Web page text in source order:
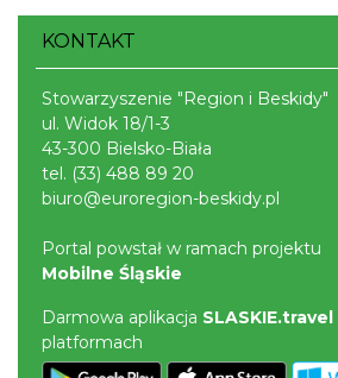
KONTAKT
Stowarzyszenie "Region i Beskidy"
ul. Widok 18/1-3
43-300 Bielsko-Biała
tel. (33) 488 89 20
biuro@euroregion-beskidy.pl
Portal powstał w ramach projektu
Mobilne Śląskie
Darmowa aplikacja SLASKIE.travel
platformach